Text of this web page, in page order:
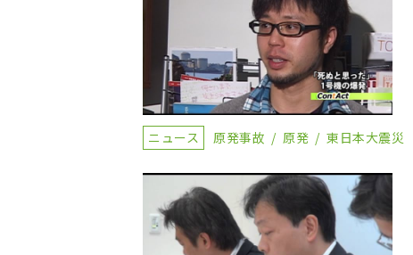
ニュース 原発事故 原発 東日本大震災